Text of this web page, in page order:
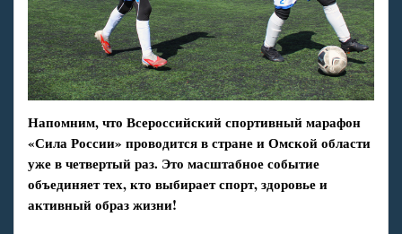
Напомним, что Всероссийский спортивный марафон
«Сила России» проводится в стране и Омской области
уже в четвертый раз. Это масштабное событие
объединяет тех, кто выбирает спорт, здоровье и
активный образ жизни!